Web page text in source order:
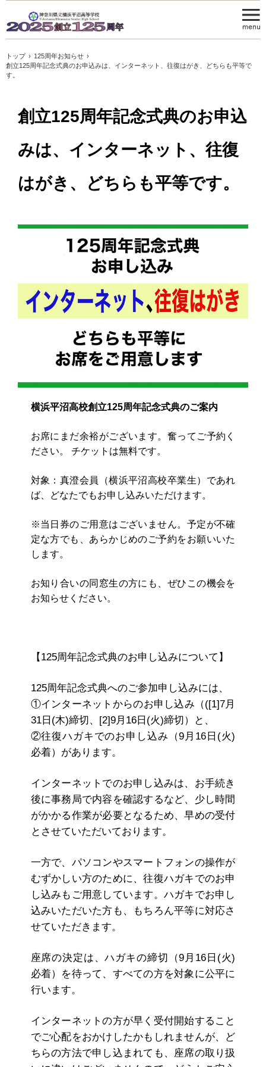
トップ › 125周年お知らせ ›
創立125周年記念式典のお申込みは、インターネット、往復はがき、どちらも平等で
す。
創立125周年記念式典のお申込
みは、インターネット、往復
はがき、どちらも平等です。
横浜平沼高校創立125周年記念式典のご案内
お席にまだ余裕がございます。奮ってご予約く
ださい。 チケットは無料です。
対象：真澄会員（横浜平沼高校卒業生）であれ
ば、どなたでもお申し込みいただけます。
※当日券のご用意はございません。予定が不確
定な方でも、あらかじめのご予約をお願いいた
します。
お知り合いの同窓生の方にも、ぜひこの機会を
お知らせください。
【125周年記念式典のお申し込みについて】
125周年記念式典へのご参加申し込みには、
①インターネットからのお申し込み（([1]7月
31日(木)締切、[2]9月16日(火)締切）と、
②往復ハガキでのお申し込み（9月16日(火)
必着）があります。
インターネットでのお申し込みは、お手続き
後に事務局で内容を確認するなど、少し時間
がかかる作業が必要となるため、早めの受付
とさせていただいております。
一方で、パソコンやスマートフォンの操作が
むずかしい方のために、往復ハガキでのお申
し込みもご用意しています。ハガキでお申し
込みいただいた方も、もちろん平等に対応さ
せていただきます。
座席の決定は、ハガキの締切（9月16日(火)
必着）を待って、すべての方を対象に公平に
行います。
インターネットの方が早く受付開始すること
でご心配をおかけしたかもしれませんが、ど
ちらの方法で申し込まれても、座席の取り扱